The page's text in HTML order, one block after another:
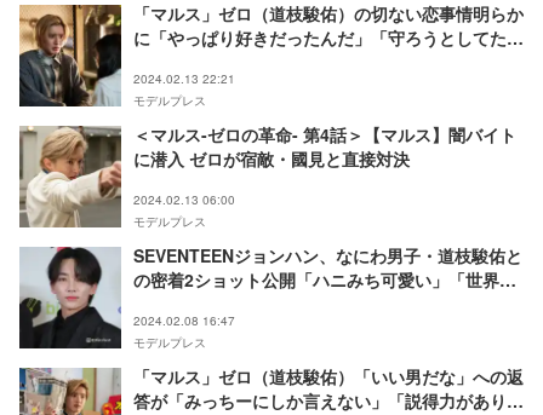
「マルス」ゼロ（道枝駿佑）の切ない恋事情明らか
に「やっぱり好きだったんだ」「守ろうとしてたの
2024.02.13 22:21
モデルプレス
＜マルス-ゼロの革命- 第4話＞【マルス】闇バイト
に潜入 ゼロが宿敵・國見と直接対決
2024.02.13 06:00
モデルプレス
SEVENTEENジョンハン、なにわ男子・道枝駿佑と
の密着2ショット公開「ハニみち可愛い」「世界救
2024.02.08 16:47
モデルプレス
「マルス」ゼロ（道枝駿佑）「いい男だな」への返
答が「みっちーにしか言えない」「説得力がありす